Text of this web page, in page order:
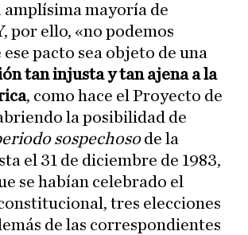
mayoría de
por ello, «no podemos
pacto sea objeto de una
tan injusta y tan ajena a la
, como hace el Proyecto de
la posibilidad de
sospechosode la
el 31 de diciembre de 1983,
se habían celebrado el
tres elecciones
de las correspondientes